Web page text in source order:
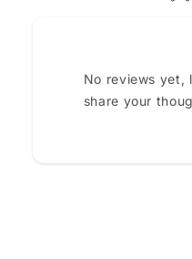
No reviews yet,
share your